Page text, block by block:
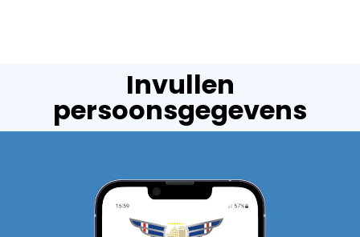
Invullen
persoonsgegevens